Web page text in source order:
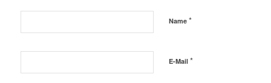
Name *
E-Mail *